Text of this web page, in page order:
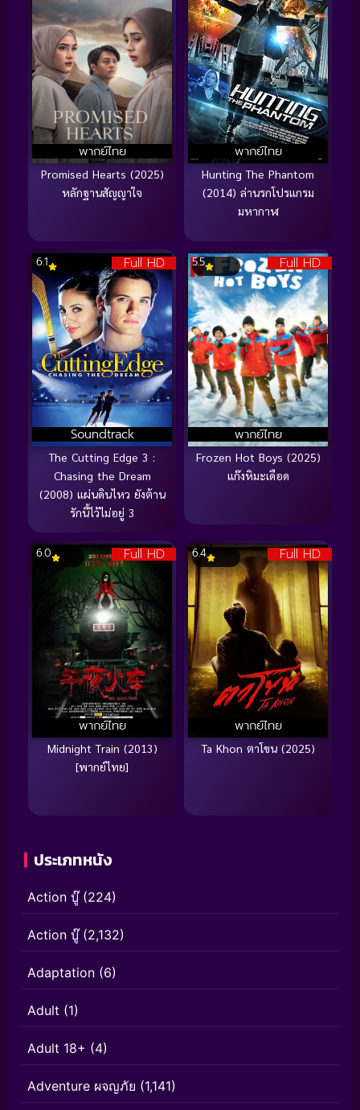
พากย์ไทย
Promised Hearts (2025)
หลักฐานสัญญาใจ
พากย์ไทย
Hunting The Phantom
(2014) ล่านรกโปรแกรม
มหากาฬ
Full HD
Soundtrack
6.1
The Cutting Edge 3 :
Chasing the Dream
(2008) แผ่นดินไหว ยังต้าน
รักนี้ไว้ไม่อยู่ 3
Full HD
พากย์ไทย
5.5
Frozen Hot Boys (2025)
แก๊งหิมะเดือด
Full HD
พากย์ไทย
6.0
Midnight Train (2013)
[พากย์ไทย]
Full HD
พากย์ไทย
6.4
Ta Khon ตาโขน (2025)
ประเภทหนัง
Action บู๊(224)
Action บู๊(2,132)
Adaptation (6)
Adult (1)
Adult 18+ (4)
Adventure ผจญภัย (1,141)